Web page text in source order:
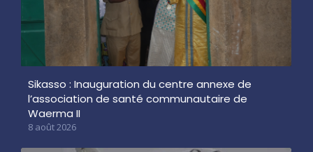
Sikasso : Inauguration du centre annexe de
l’association de santé communautaire de
Waerma II
8 août 2026